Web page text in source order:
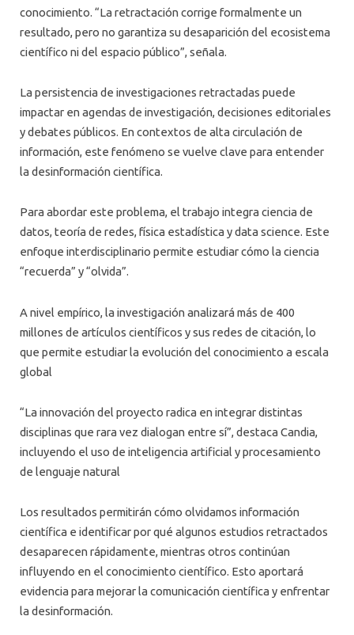
conocimiento. “La retractación corrige formalmente un
resultado, pero no garantiza su desaparición del ecosistema
científico ni del espacio público”, señala.
La persistencia de investigaciones retractadas puede
impactar en agendas de investigación, decisiones editoriales
y debates públicos. En contextos de alta circulación de
información, este fenómeno se vuelve clave para entender
la desinformación científica.
Para abordar este problema, el trabajo integra ciencia de
datos, teoría de redes, física estadística y data science. Este
enfoque interdisciplinario permite estudiar cómo la ciencia
“recuerda” y “olvida”.
A nivel empírico, la investigación analizará más de 400
millones de artículos científicos y sus redes de citación, lo
que permite estudiar la evolución del conocimiento a escala
global
“La innovación del proyecto radica en integrar distintas
disciplinas que rara vez dialogan entre sí”, destaca Candia,
incluyendo el uso de inteligencia artificial y procesamiento
de lenguaje natural
Los resultados permitirán cómo olvidamos información
científica e identificar por qué algunos estudios retractados
desaparecen rápidamente, mientras otros continúan
influyendo en el conocimiento científico. Esto aportará
evidencia para mejorar la comunicación científica y enfrentar
la desinformación.